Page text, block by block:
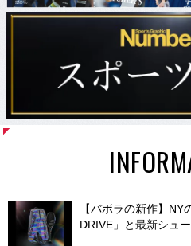
【バボラの新作】
DRIVE」と最新シュ